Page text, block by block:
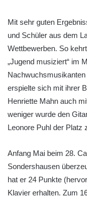
Mit sehr guten
und Schüler aus dem
Wettbewerben. So
„Jugend musiziert“ im
erspielte sich mit ihrer
Henriette Mahn auch
weniger wurde den
Leonore Puhl der Platz
Anfang Mai beim 28.
Sondershausen
hat er 24 Punkte
Klavier erhalten. Zum